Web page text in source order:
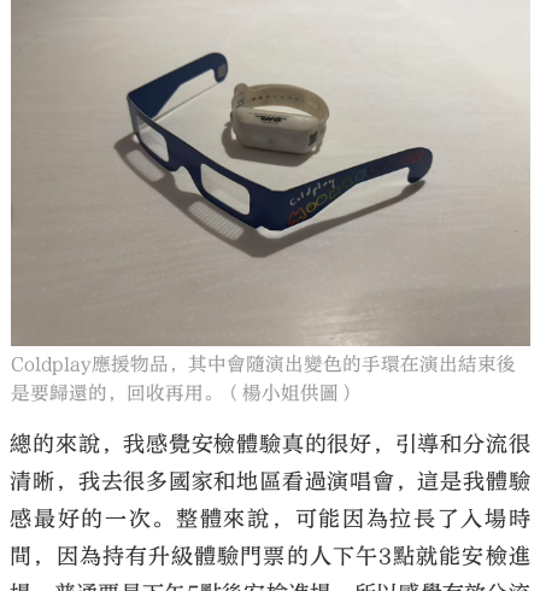
Coldplay應援物品，其中會隨演出變色的手環在演出結束後
是要歸還的，回收再用。（楊小姐供圖）
總的來說，我感覺安檢體驗真的很好，引導和分流很
清晰，我去很多國家和地區看過演唱會，這是我體驗
感最好的一次。整體來說，可能因為拉長了入場時
間，因為持有升級體驗門票的人下午3點就能安檢進